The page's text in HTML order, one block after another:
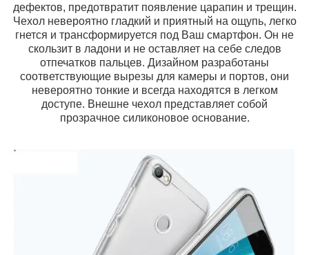
дефектов, предотвратит появление царапин и трещин.
Чехол невероятно гладкий и приятный на ощупь, легко
гнется и трансформируется под Ваш смартфон. Он не
скользит в ладони и не оставляет на себе следов
отпечатков пальцев. Дизайном разработаны
соответствующие вырезы для камеры и портов, они
невероятно тонкие и всегда находятся в легком
доступе. Внешне чехол представляет собой
прозрачное силиконовое основание.